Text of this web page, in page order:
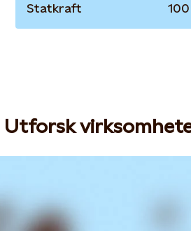
Statkraft
Utforsk